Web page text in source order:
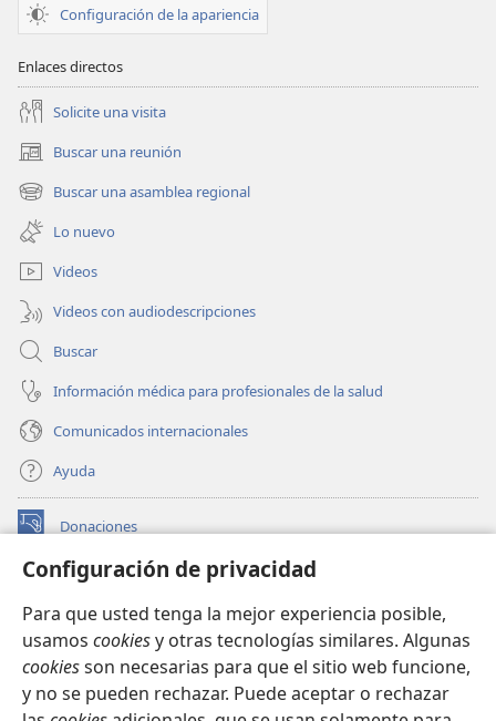
Configuración de privacidad
Para que usted tenga la mejor experiencia posible,
usamos cookiesy otras tecnologías similares. Algunas
cookiesson necesarias para que el sitio web funcione,
y no se pueden rechazar. Puede aceptar o rechazar
Configuración de la apariencia
Enlaces directos
Solicite una visita
Buscar una reunión
(abre
una
nueva
ventana)
Buscar una asamblea regional
(abre
una
nueva
ventana)
Lo nuevo
Videos
Videos con audiodescripciones
Buscar
Información médica para profesionales de la salud
Comunicados internacionales
Ayuda
Donaciones
(abre
nueva BIBLIOTECA EN LÍNEA Watchtower™
una
nueva
ventana)
JW Hub
(abre
una
nueva
ventana)
JW Library